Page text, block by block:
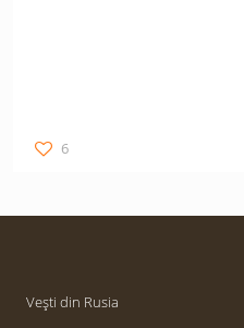
6
Vești din Rusia